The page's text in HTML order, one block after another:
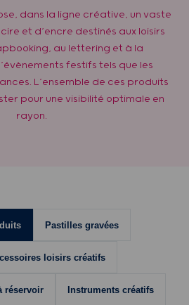
dans la ligne créative, un vaste
et d’encre destinés aux loisirs
au lettering et à la
festifs tels que les
L’ensemble de ces produits
pour une visibilité optimale en
rayon.
Pastilles gravées
loisirs créatifs
réservoir Instruments créatifs